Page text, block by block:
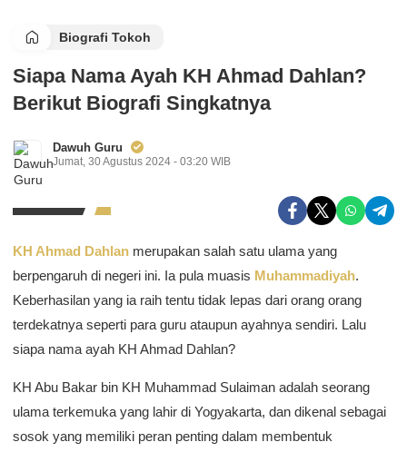
Biografi Tokoh
Siapa Nama Ayah KH Ahmad Dahlan?
Berikut Biografi Singkatnya
Dawuh Guru
Jumat, 30 Agustus 2024 - 03:20 WIB
KH Ahmad Dahlan merupakan salah satu ulama yang
berpengaruh di negeri ini. Ia pula muasis Muhammadiyah.
Keberhasilan yang ia raih tentu tidak lepas dari orang orang
terdekatnya seperti para guru ataupun ayahnya sendiri. Lalu
siapa nama ayah KH Ahmad Dahlan?
KH Abu Bakar bin KH Muhammad Sulaiman adalah seorang
ulama terkemuka yang lahir di Yogyakarta, dan dikenal sebagai
sosok yang memiliki peran penting dalam membentuk